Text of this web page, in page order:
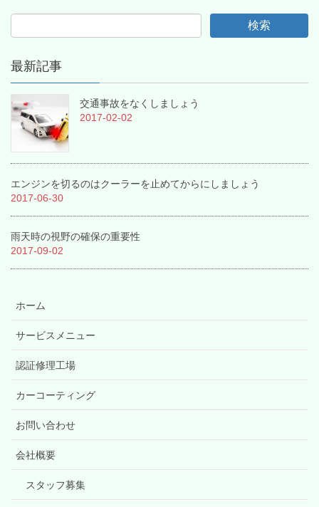
最新記事
交通事故をなくしましょう
2017-02-02
エンジンを切るのはクーラーを止めてからにしましょう
2017-06-30
雨天時の視野の確保の重要性
2017-09-02
ホーム
サービスメニュー
認証修理工場
カーコーティング
お問い合わせ
会社概要
スタッフ募集